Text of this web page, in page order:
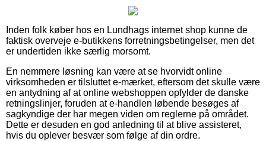
Inden folk køber hos en Lundhags internet shop kunne de
faktisk overveje e-butikkens forretningsbetingelser, men det
er undertiden ikke særlig morsomt.
En nemmere løsning kan være at se hvorvidt online
virksomheden er tilsluttet e-mærket, eftersom det skulle være
en antydning af at online webshoppen opfylder de danske
retningslinjer, foruden at e-handlen løbende besøges af
sagkyndige der har megen viden om reglerne på området.
Dette er desuden en god anledning til at blive assisteret,
hvis du oplever besvær som følge af din ordre.